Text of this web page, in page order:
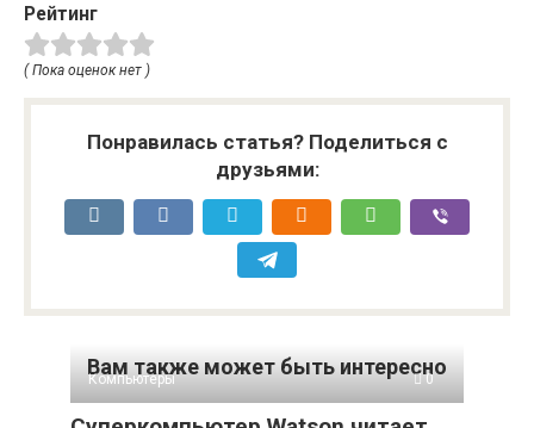
Рейтинг
( Пока оценок нет )
Понравилась статья? Поделиться с
друзьями:
Вам также может быть интересно
Компьютеры 0